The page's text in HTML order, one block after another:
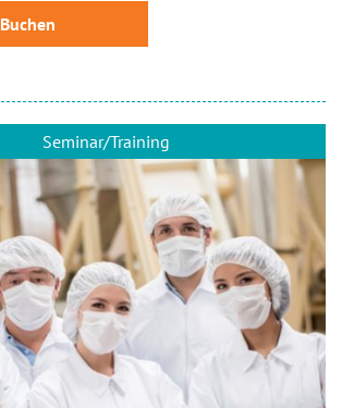
Buchen
Seminar/Training